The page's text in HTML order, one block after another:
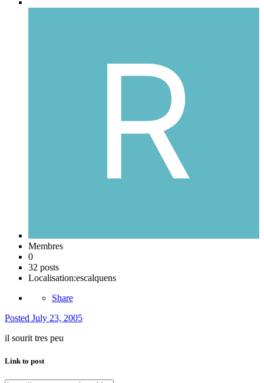
Membres
0
32 posts
Localisation:escalquens
Share
Posted July 23, 2005
il sourit tres peu
Link to post